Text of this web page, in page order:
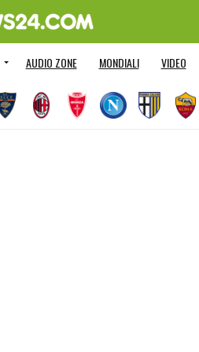
AUDIO ZONE MONDIALI VIDEO